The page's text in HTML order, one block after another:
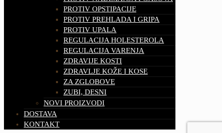
PROTIV OPSTIPACIJE
PROTIV PREHLADA I GRIPA
PROTIV UPALA
REGULACIJA HOLESTEROLA
REGULACIJA VARENJA
ZDRAVIJE KOSTI
ZDRAVLJE KOŽE I KOSE
ZA ZGLOBOVE
ZUBI, DESNI
NOVI PROIZVODI
DOSTAVA
KONTAKT